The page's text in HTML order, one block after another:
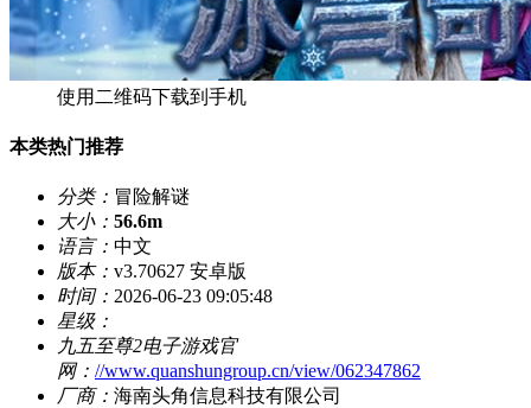
使用二维码下载到手机
本类热门推荐
分类： 冒险解谜
大小： 56.6m
语言： 中文
版本： v3.70627 安卓版
时间： 2026-06-23 09:05:48
星级：
九五至尊2电子游戏官
网： //www.quanshungroup.cn/view/062347862
厂商： 海南头角信息科技有限公司